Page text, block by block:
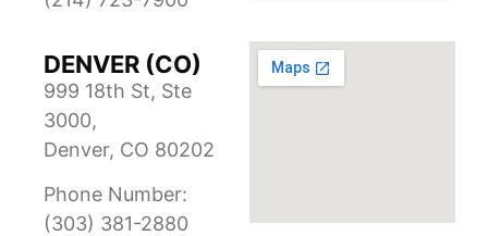
DENVER (CO)
999 18th St, Ste
3000,
Denver, CO 80202
Phone Number:
(303) 381-2880